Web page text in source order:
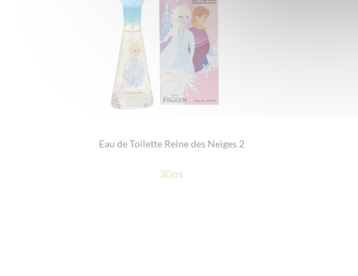
Eau de Toilette Reine des Neiges 2
30ml